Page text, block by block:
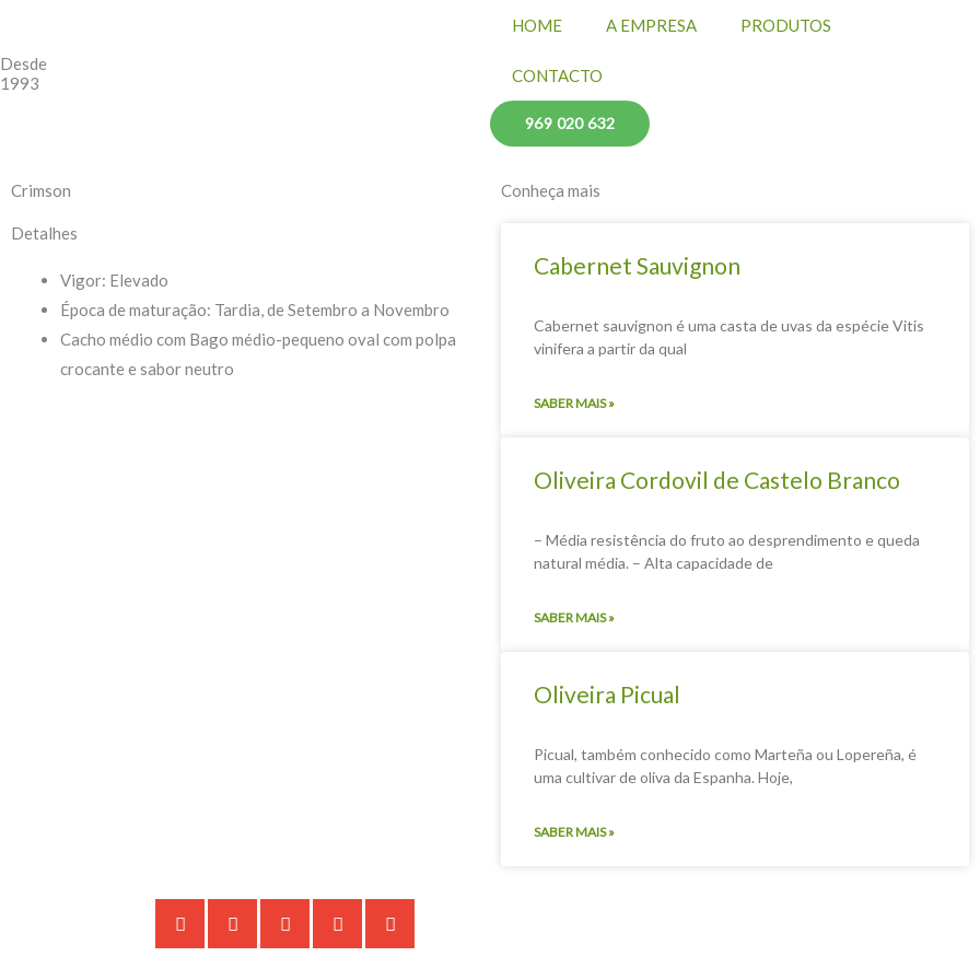
Desde
1993
HOME A EMPRESA PRODUTOS
CONTACTO
969 020 632
Crimson
Detalhes
Vigor: Elevado
Época de maturação: Tardia, de Setembro a Novembro
Cacho médio com Bago médio-pequeno oval com polpa
crocante e sabor neutro
Conheça mais
Cabernet Sauvignon
Cabernet sauvignon é uma casta de uvas da espécie Vitis
vinifera a partir da qual
SABER MAIS »
Oliveira Cordovil de Castelo Branco
– Média resistência do fruto ao desprendimento e queda
natural média. – Alta capacidade de
SABER MAIS »
Oliveira Picual
Picual, também conhecido como Marteña ou Lopereña, é
uma cultivar de oliva da Espanha. Hoje,
SABER MAIS »